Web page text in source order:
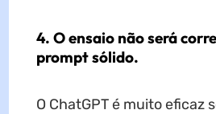
4. O ensaio não será
prompt sólido.
O ChatGPT é muito eficaz